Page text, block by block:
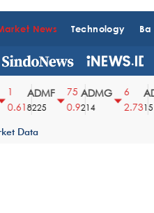
News Technology
0.61
ADMF
8225
75
0.9
ADMG
214
2.731510
Data